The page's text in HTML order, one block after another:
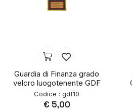
Guardia di Finanza grado
velcro luogotenente GDF
Codice : gdf10
€ 5,00